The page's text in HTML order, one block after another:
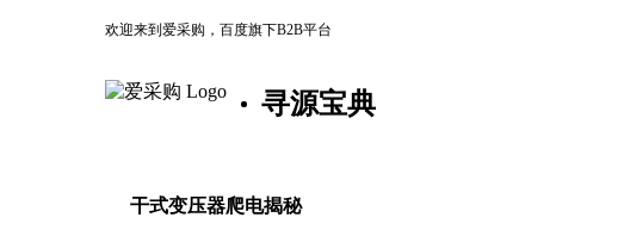
欢迎来到爱采购，百度旗下B2B平台
寻源宝典
干式变压器爬电揭秘